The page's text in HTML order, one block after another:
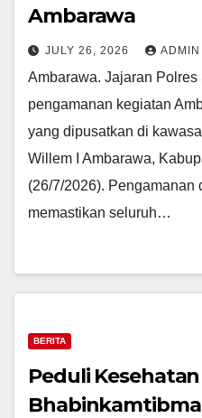
Ambarawa
JULY 26, 2026 ADMIN
Ambarawa. Jajaran
pengamanan kegiatan
yang dipusatkan di
Willem I Ambarawa,
(26/7/2026). Pengamanan
memastikan seluruh…
BERITA
Peduli